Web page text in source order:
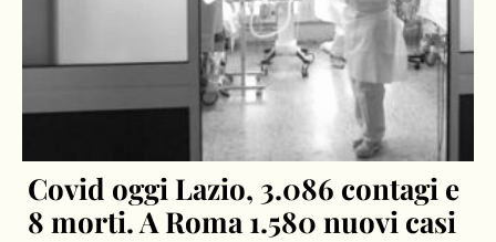
Covid oggi Lazio, 3.086 contagi e
8 morti. A Roma 1.580 nuovi casi